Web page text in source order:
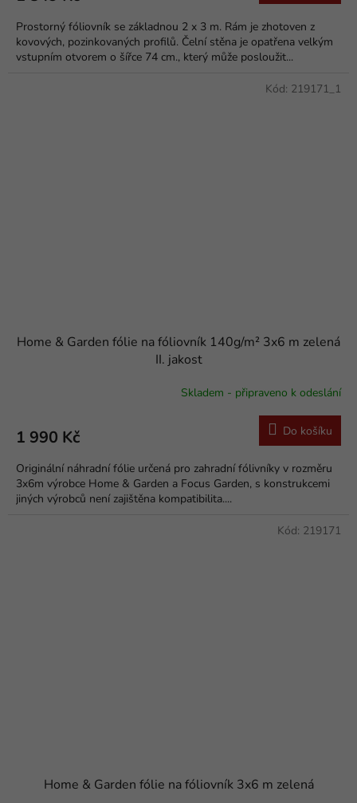
z
5
hvězdiček.
Prostorný fóliovník se základnou 2 x 3 m. Rám je zhotoven z
kovových, pozinkovaných profilů. Čelní stěna je opatřena velkým
vstupním otvorem o šířce 74 cm., který může posloužit...
Home & Garden fólie na fóliovník 140g/m² 3x6 m zelená
II. jakost
Skladem - připraveno k odeslání
1 990 Kč Do košíku
Originální náhradní fólie určená pro zahradní fólivníky v rozměru
3x6m výrobce Home & Garden a Focus Garden, s konstrukcemi
jiných výrobců není zajištěna kompatibilita....
Kód: 219171_1
Home & Garden fólie na fóliovník 3x6 m zelená
Kód: 219171